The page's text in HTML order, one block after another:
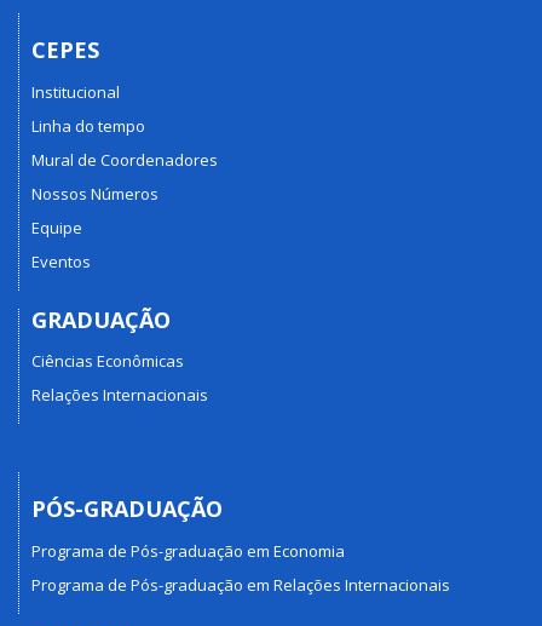
CEPES
Institucional
Linha do tempo
Mural de Coordenadores
Nossos Números
Equipe
Eventos
GRADUAÇÃO
Ciências Econômicas
Relações Internacionais
PÓS-GRADUAÇÃO
Programa de Pós-graduação em Economia
Programa de Pós-graduação em Relações Internacionais